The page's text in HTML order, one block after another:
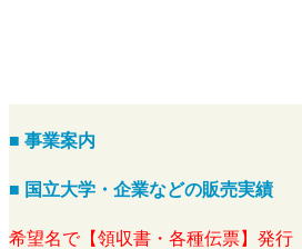
■ 事業案内
■ 国立大学・企業などの販売実績
希望名で【領収書・各種伝票】発行